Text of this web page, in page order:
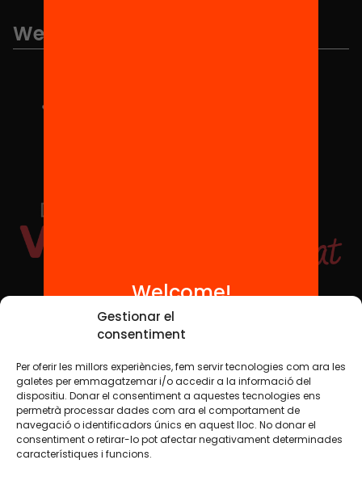
Gestionar el
consentiment
Per oferir les millors experiències, fem servir tecnologies com ara les
galetes per emmagatzemar i/o accedir a la informació del
dispositiu. Donar el consentiment a aquestes tecnologies ens
permetrà processar dades com ara el comportament de
navegació o identificadors únics en aquest lloc. No donar el
consentiment o retirar-lo pot afectar negativament determinades
característiques i funcions.
We are part of...
Social Media
TW YTB IG FB IN
Legal NoticeCookie Policy
Welcome!